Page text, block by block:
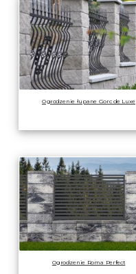
Ogrodzenie łupane Gorc de Luxe
Ogrodzenie Roma Perfect